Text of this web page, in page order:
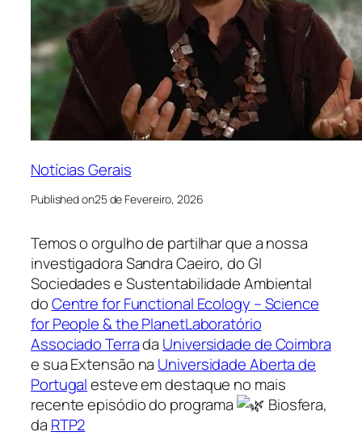
Notícias Gerais
Published on25 de Fevereiro, 2026
Temos o orgulho de partilhar que a nossa
investigadora Sandra Caeiro, do GI
Sociedades e Sustentabilidade Ambiental
doCentre for Functional Ecology – Science
for People & the PlanetLaboratório
Associado Terrada Universidade de Coimbra
e sua Extensão na Universidade Aberta de
Portugalesteve em destaque no mais
recente episódio do programa
Biosfera,
da RTP2